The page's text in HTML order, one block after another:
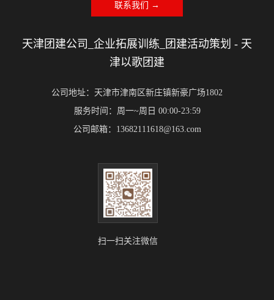
联系我们 →
天津团建公司_企业拓展训练_团建活动策划 - 天
津以歌团建
公司地址：天津市津南区新庄镇新豪广场1802
服务时间：周一~周日 00:00-23:59
公司邮箱：13682111618@163.com
扫一扫关注微信